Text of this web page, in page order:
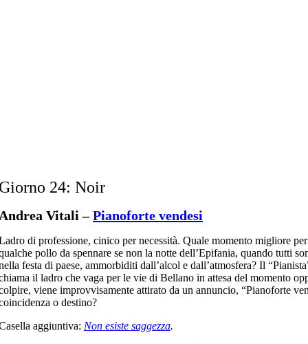
24: Noir
Vitali –Pianoforte vendesi
di professione, cinico per necessità. Quale momento migliore
pollo da spennare se non la notte dell’Epifania, quando tutti
festa di paese, ammorbiditi dall’alcol e dall’atmosfera? Il
il ladro che vaga per le vie di Bellano in attesa del momento
viene improvvisamente attirato da un annuncio, “Pianoforte
o destino?
aggiuntiva: Non esiste saggezza.